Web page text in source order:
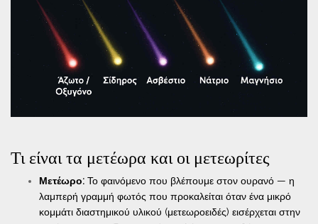
Τι είναι τα μετέωρα και οι μετεωρίτες
Μετέωρο: Το φαινόμενο που βλέπουμε στον ουρανό — η
λαμπερή γραμμή φωτός που προκαλείται όταν ένα μικρό
κομμάτι διαστημικού υλικού (μετεωροειδές) εισέρχεται στην